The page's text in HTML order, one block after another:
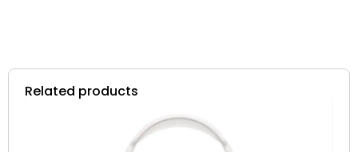
Related products